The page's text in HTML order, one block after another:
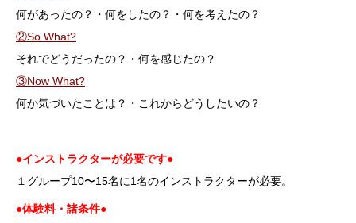
何があったの？・何をしたの？・何を考えたの？
②So What?
それでどうだったの？・何を感じたの？
③Now What?
何か気づいたことは？・これからどうしたいの？
●インストラクターが必要です●
１グループ10〜15名に1名のインストラクターが必要。
●体験料・諸条件●